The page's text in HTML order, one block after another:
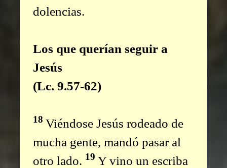
dolencias.
Los que querían seguir a
Jesús
(Lc. 9.57-62)
18 Viéndose Jesús rodeado de
mucha gente, mandó pasar al
otro lado. 19 Y vino un escriba